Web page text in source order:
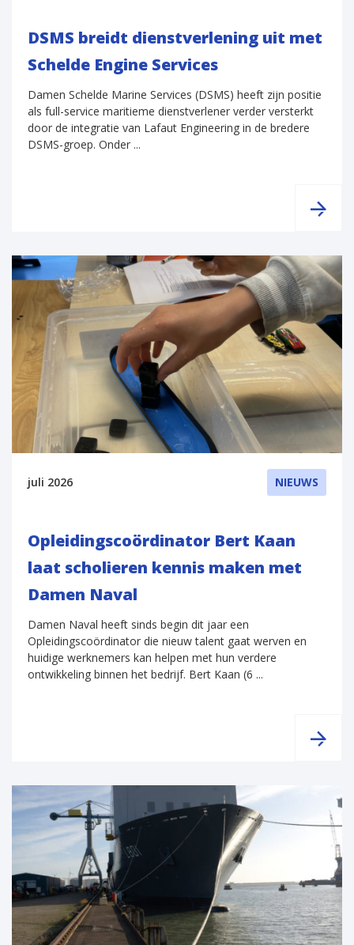
DSMS breidt dienstverlening uit met
Schelde Engine Services
Damen Schelde Marine Services (DSMS) heeft zijn positie
als full-service maritieme dienstverlener verder versterkt
door de integratie van Lafaut Engineering in de bredere
DSMS-groep. Onder ...
juli 2026 NIEUWS
Opleidingscoördinator Bert Kaan
laat scholieren kennis maken met
Damen Naval
Damen Naval heeft sinds begin dit jaar een
Opleidingscoördinator die nieuw talent gaat werven en
huidige werknemers kan helpen met hun verdere
ontwikkeling binnen het bedrijf. Bert Kaan (6 ...